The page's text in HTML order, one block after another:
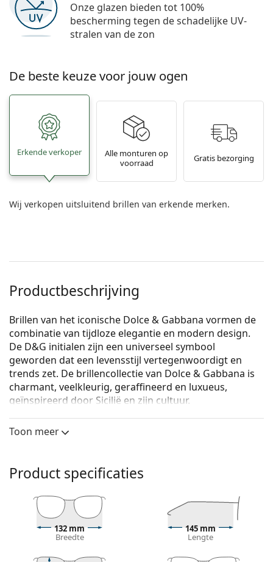
Onze glazen bieden tot 100%
bescherming tegen de schadelijke UV-
stralen van de zon
De beste keuze voor jouw ogen
Erkende verkoper
Alle monturen op
voorraad
Gratis bezorging
Wij verkopen uitsluitend brillen van erkende merken.
Productbeschrijving
Brillen van het iconische Dolce & Gabbana vormen de
combinatie van tijdloze elegantie en modern design.
De D&G initialen zijn een universeel symbool
geworden dat een levensstijl vertegenwoordigt en
trends zet. De brillencollectie van Dolce & Gabbana is
charmant, veelkleurig, geraffineerd en luxueus,
geïnspireerd door Sicilië en zijn cultuur.
Dolce & Gabbana 0DG3408 501zijn dames brillen.
Brilmontuur
De zwarte kleur van het montuur past perfect bij
een koele huidskleur en lichtblond, lichtbruin of
zwart haar.
Rechthoekige brillen zijn een perfecte keuze voor
Toon meer
Product specificaties
132 mm
Breedte
145 mm
Lengte